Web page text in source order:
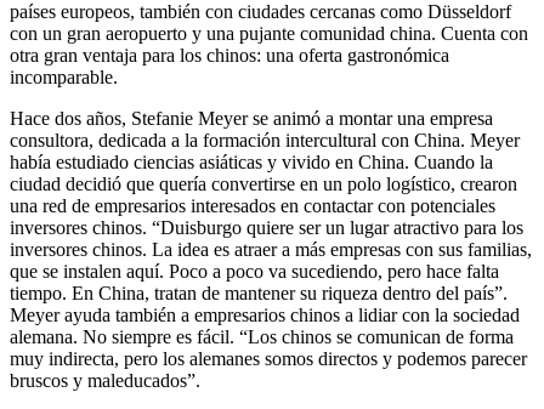
países europeos, también con ciudades cercanas como Düsseldorf
con un gran aeropuerto y una pujante comunidad china. Cuenta con
otra gran ventaja para los chinos: una oferta gastronómica
incomparable.
Hace dos años, Stefanie Meyer se animó a montar una empresa
consultora, dedicada a la formación intercultural con China. Meyer
había estudiado ciencias asiáticas y vivido en China. Cuando la
ciudad decidió que quería convertirse en un polo logístico, crearon
una red de empresarios interesados en contactar con potenciales
inversores chinos. “Duisburgo quiere ser un lugar atractivo para los
inversores chinos. La idea es atraer a más empresas con sus familias,
que se instalen aquí. Poco a poco va sucediendo, pero hace falta
tiempo. En China, tratan de mantener su riqueza dentro del país”.
Meyer ayuda también a empresarios chinos a lidiar con la sociedad
alemana. No siempre es fácil. “Los chinos se comunican de forma
muy indirecta, pero los alemanes somos directos y podemos parecer
bruscos y maleducados”.